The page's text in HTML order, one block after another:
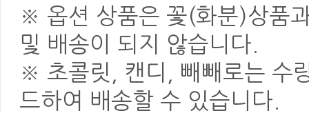
※ 옵션 상품은 꽃(화분)상품
및 배송이 되지 않습니다.
※ 초콜릿, 캔디, 빼빼로는 수
드하여 배송할 수 있습니다.